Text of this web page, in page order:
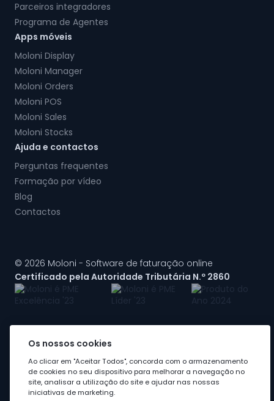
Parceiros integradores
Programa de Agentes
Apps móveis
Moloni Display
Moloni Manager
Moloni Orders
Moloni POS
Moloni Sales
Moloni Stocks
Ajuda e contactos
Perguntas frequentes
Formação por vídeo
Blog
Contactos
© 2026 Moloni - Software de faturação online
Certificado pela Autoridade Tributária N.º 2860
A Moloni faz parte dogrupo Visma
Os nossos cookies
Ao clicar em "Aceitar Todos", concorda com o armazenamento
de cookies no seu dispositivo para melhorar a navegação no
site, analisar a utilização do site e ajudar nas nossas
iniciativas de marketing.